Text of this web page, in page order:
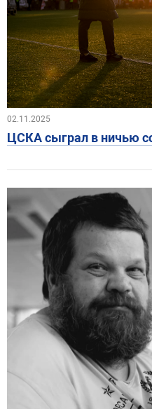
02.11.2025
ЦСКА сыграл в ничью